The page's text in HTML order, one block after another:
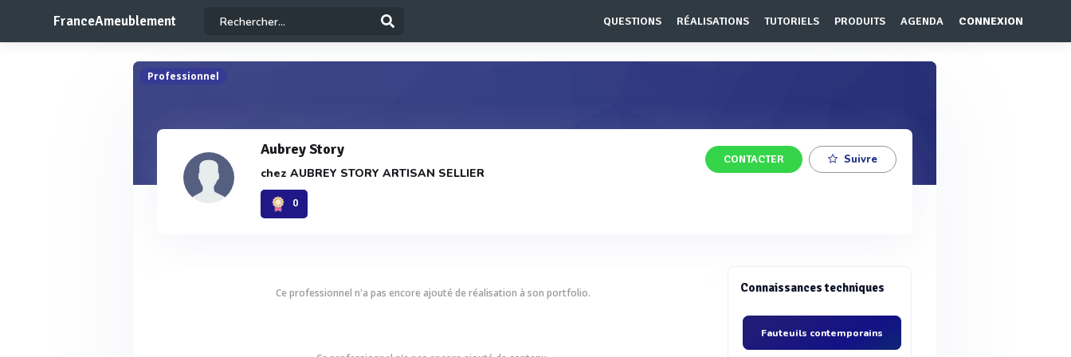
FranceAmeublement QUESTIONS RÉALISATIONS TUTORIELS PRODUITS AGENDA CONNEXION
Professionnel
Aubrey Story
chezAUBREY STORY ARTISAN SELLIER
0
CONTACTER Suivre
Ce professionnel n'a pas encore ajouté de réalisation à son portfolio. Connaissances techniques
Fauteuils contemporains